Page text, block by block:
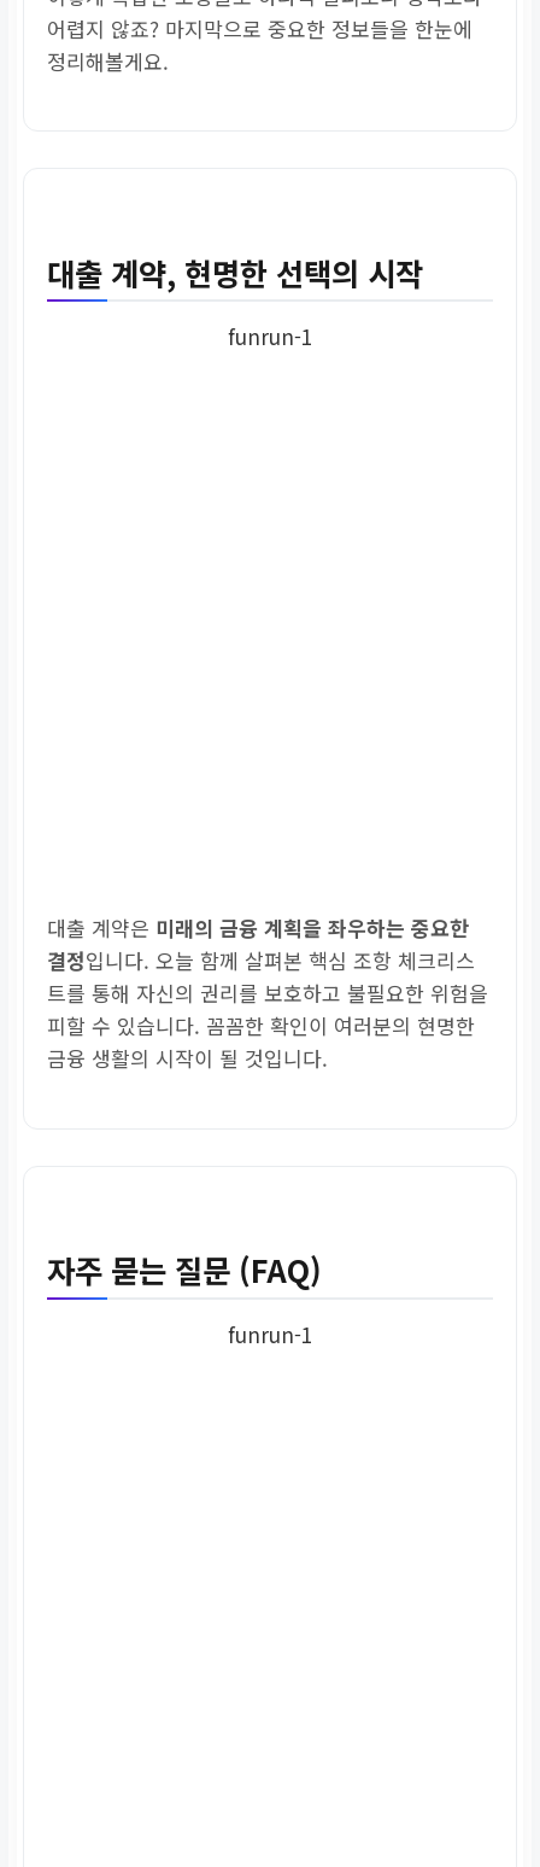
어렵지 않죠? 마지막으로 중요한 정보들을 한눈에
정리해볼게요.
대출 계약, 현명한 선택의 시작
funrun-1
대출 계약은 미래의 금융 계획을 좌우하는 중요한
결정입니다. 오늘 함께 살펴본 핵심 조항 체크리스
트를 통해 자신의 권리를 보호하고 불필요한 위험을
피할 수 있습니다. 꼼꼼한 확인이 여러분의 현명한
금융 생활의 시작이 될 것입니다.
자주 묻는 질문 (FAQ)
funrun-1